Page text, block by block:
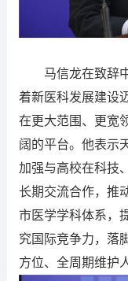
马信龙在致辞
着新医科发展建设
在更大范围、更宽
阔的平台。他表示
加强与高校在科技
长期交流合作，推
市医学学科体系，
究国际竞争力，落
方位、全周期维护